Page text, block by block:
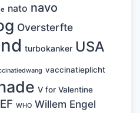
nato navo
Oversterfte
turbokanker USA
vaccinatieplicht
V for Valentine
WHO Willem Engel